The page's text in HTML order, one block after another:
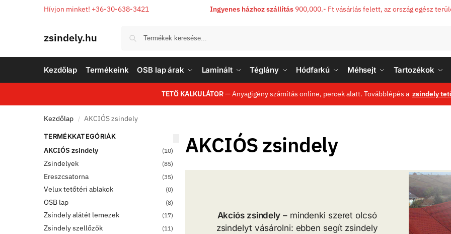
Hívjon minket! +36-30-638-3421 Ingyenes házhoz szállítás 900,000.- Ft vásárlás felett, az ország egész
zsindely.hu
Kezdőlap Termékeink OSB lap árak Laminált Téglány Hódfarkú Méhsejt Tartozékok
TETŐ KALKULÁTOR— Anyagigény számítás online, percek alatt. Továbblépés a zsindely
Kezdőlap / AKCIÓS zsindely
AKCIÓS zsindely
Akciós zsindely – mindenki szeret olcsó
zsindelyt vásárolni: ebben segít zsindely
TERMÉKKATEGÓRIÁK
AKCIÓS zsindely (10)
Zsindelyek (85)
Ereszcsatorna (35)
Velux tetőtéri ablakok (0)
OSB lap (8)
Zsindely alátét lemezek (17)
Zsindely szellőzők (11)